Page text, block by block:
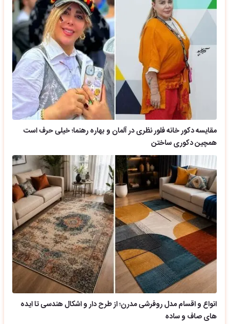
مقایسه دکور خانه فلور نظری در آلمان و بهاره رهنما؛ خیلی حرف است
همچین دکوری ساختن
انواع و اقسام مدل روفرشی مدرن؛ از طرح دار و اشکال هندسی تا ایده
های صاف و ساده